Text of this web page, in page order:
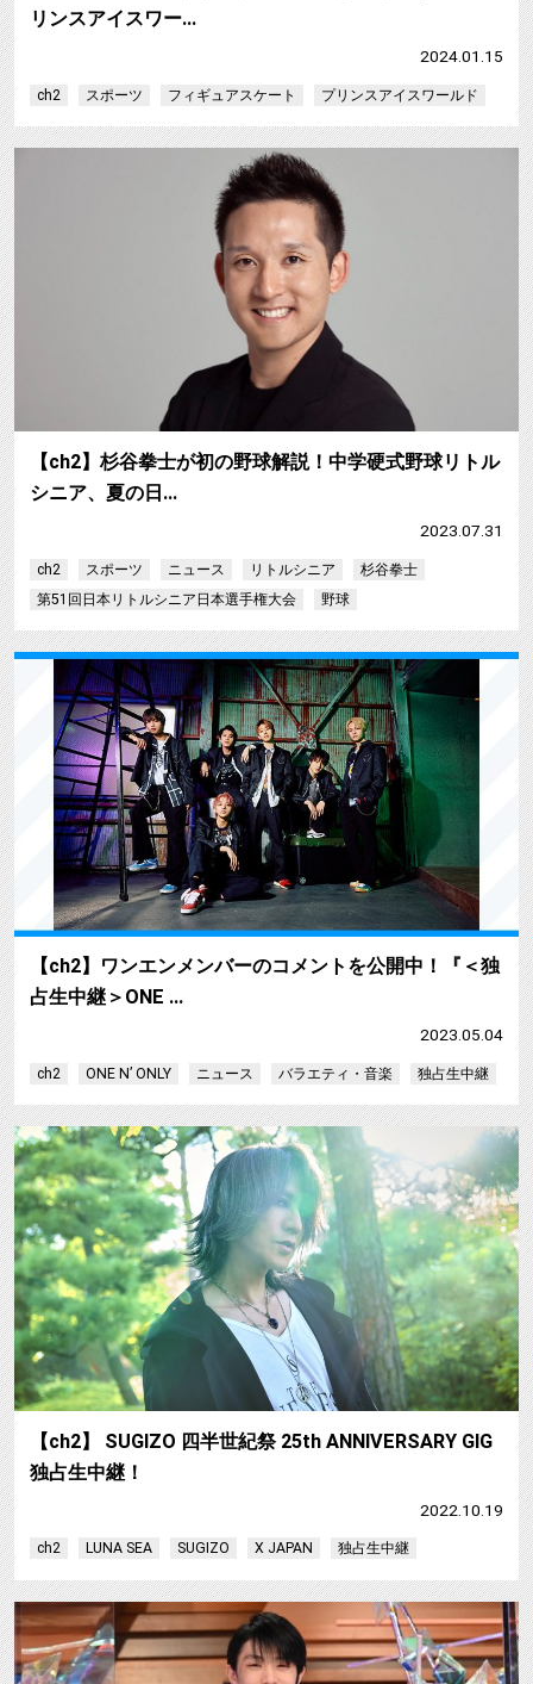
リンスアイスワー…
2024.01.15
ch2 スポーツ フィギュアスケート プリンスアイスワールド
【ch2】杉谷拳士が初の野球解説！中学硬式野球リトル
シニア、夏の日…
2023.07.31
ch2 スポーツ ニュース リトルシニア
杉谷拳士
第51回日本リトルシニア日本選手権大会
野球
【ch2】ワンエンメンバーのコメントを公開中！『＜独
占生中継＞ONE …
2023.05.04
ch2 ONE N’ ONLY ニュース バラエティ・音楽 独占生中継
【ch2】 SUGIZO 四半世紀祭 25th ANNIVERSARY GIG
独占生中継！
2022.10.19
ch2 LUNA SEA SUGIZO X JAPAN 独占生中継